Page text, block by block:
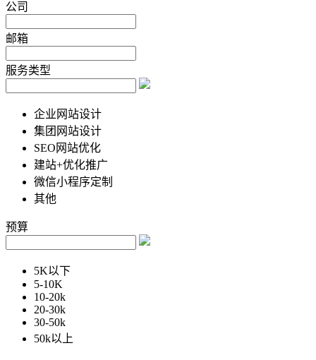
公司
邮箱
服务类型
企业网站设计
集团网站设计
SEO网站优化
建站+优化推广
微信小程序定制
其他
预算
5K以下
5-10K
10-20k
20-30k
30-50k
50k以上